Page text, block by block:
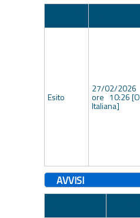
Esito
27/02/2026
ore 10:26
Italiana]
AVVISI